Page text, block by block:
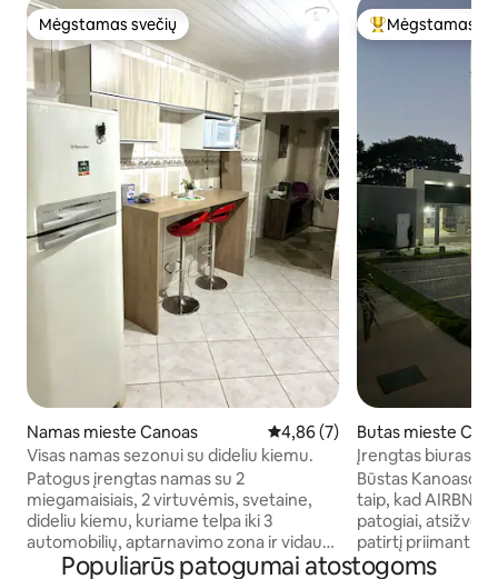
Mėgstamas svečių
Mėgstamas svečių
Namas mieste Canoas Vidutinis įvertinimas: 4,86 iš
4,86 (7)
Visas namas sezonui su dideliu kiemu.
Patogus įrengtas namas su 2
miegamaisiais, 2 virtuvėmis, svetaine,
dideliu kiemu, kuriame telpa iki 3
automobilių, aptarnavimo zona ir vidaus
kepsnine. Gali apsistoti iki 6 žmonių už
Svečių
Mėgstamas
Butas mieste
Įrengtas biuras.
uosto
Būstas Kanoaso
taip, kad AIRBNB
patogiai,
patirtį priimant
Brazilijoje. Bute
Populiarūs patogumai atostogoms